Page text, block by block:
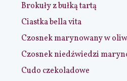
Brokuły z bułką tartą
Ciastka bella vita
Czosnek marynowany w
Czosnek niedźwiedzi
Cudo czekoladowe